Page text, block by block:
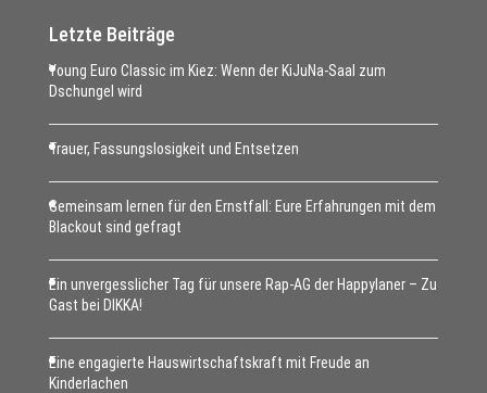
Letzte Beiträge
Young Euro Classic im Kiez: Wenn der KiJuNa-Saal zum
Dschungel wird
Trauer, Fassungslosigkeit und Entsetzen
Gemeinsam lernen für den Ernstfall: Eure Erfahrungen mit dem
Blackout sind gefragt
Ein unvergesslicher Tag für unsere Rap-AG der Happylaner – Zu
Gast bei DIKKA!
Eine engagierte Hauswirtschaftskraft mit Freude an
Kinderlachen